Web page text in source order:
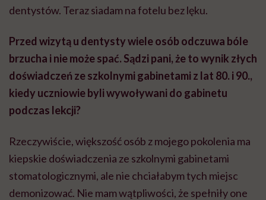
dentystów. Teraz siadam na fotelu bez lęku.
Przed wizytą u dentysty wiele osób odczuwa bóle
brzucha i nie może spać. Sądzi pani, że to wynik złych
doświadczeń ze szkolnymi gabinetami z lat 80. i 90.,
kiedy uczniowie byli wywoływani do gabinetu
podczas lekcji?
Rzeczywiście, większość osób z mojego pokolenia ma
kiepskie doświadczenia ze szkolnymi gabinetami
stomatologicznymi, ale nie chciałabym tych miejsc
demonizować. Nie mam wątpliwości, że spełniły one